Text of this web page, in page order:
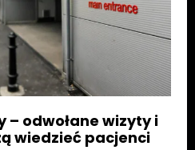
– odwołane wizyty i
wiedzieć pacjenci